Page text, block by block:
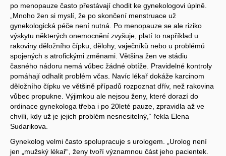
po menopauze často přestávají chodit ke gynekologovi úplně.
„Mnoho žen si myslí, že po skončení menstruace už
gynekologická péče není nutná. Po menopauze se ale riziko
výskytu některých onemocnění zvyšuje, platí to například u
rakoviny děložního čípku, dělohy, vaječníků nebo u problémů
spojených s atrofickými změnami. Většina žen ve stádiu
časného nádoru nemá vůbec žádné obtíže. Pravidelné kontroly
pomáhají odhalit problém včas. Navíc lékař dokáže karcinom
děložního čípku ve většině případů rozpoznat dřív, než rakovina
vůbec propukne. Výjimkou ale nejsou ženy, které dorazí do
ordinace gynekologa třeba i po 20leté pauze, zpravidla až ve
chvíli, kdy už je jejich problém nesnesitelný,“ řekla Elena
Sudarikova.
Gynekolog velmi často spolupracuje s urologem. „Urolog není
jen „mužský lékař“, ženy tvoří významnou část jeho pacientek.